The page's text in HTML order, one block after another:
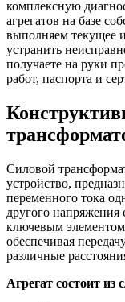
комплексную
агрегатов на базе
выполняем текущее
устранить
получаете на руки
работ, паспорта и
Силовой
устройство,
переменного тока
другого напряжения
ключевым элементом
обеспечивая
различные
Агрегат состоит из